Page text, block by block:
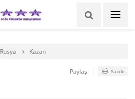
Rusya Kazan
Paylaş: Yazdır